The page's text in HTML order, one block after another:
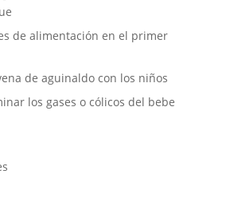
de alimentación en el primer
de aguinaldo con los niños
los gases o cólicos del bebe